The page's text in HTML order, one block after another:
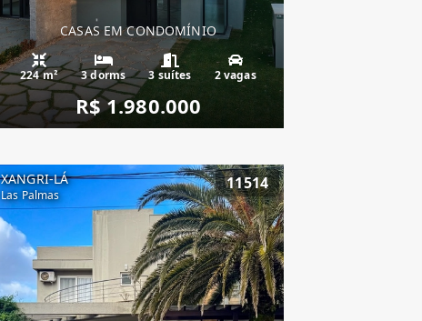
CASAS EM CONDOMÍNIO
224 m² 3 dorms 3 suítes 2 vagas
R$ 1.980.000
XANGRI-LÁ
Las Palmas
11514